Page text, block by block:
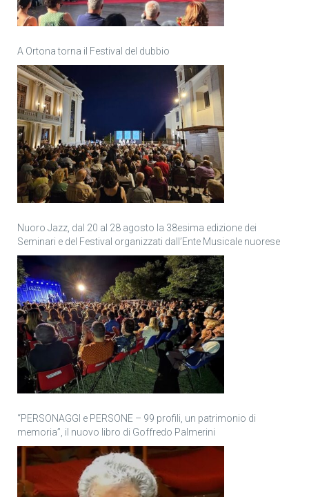
A Ortona torna il Festival del dubbio
Nuoro Jazz, dal 20 al 28 agosto la 38esima edizione dei
Seminari e del Festival organizzati dall’Ente Musicale nuorese
“PERSONAGGI e PERSONE – 99 profili, un patrimonio di
memoria”, il nuovo libro di Goffredo Palmerini